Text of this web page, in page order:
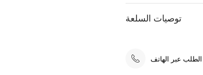
توصيات السلعة
الطلب عبر الهاتف